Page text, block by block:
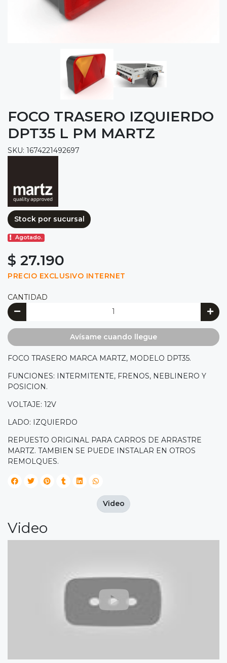
FOCO TRASERO IZQUIERDO
DPT35 L PM MARTZ
SKU: 1674221492697
Stock por sucursal
Agotado.
$ 27.190
PRECIO EXCLUSIVO INTERNET
CANTIDAD
Avísame cuando llegue
FOCO TRASERO MARCA MARTZ, MODELO DPT35.
FUNCIONES: INTERMITENTE, FRENOS, NEBLINERO Y
POSICION.
VOLTAJE: 12V
LADO: IZQUIERDO
REPUESTO ORIGINAL PARA CARROS DE ARRASTRE
MARTZ. TAMBIEN SE PUEDE INSTALAR EN OTROS
REMOLQUES.
Video
Video